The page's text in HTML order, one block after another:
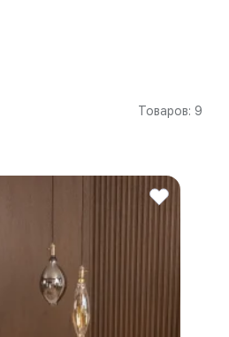
Товаров: 9